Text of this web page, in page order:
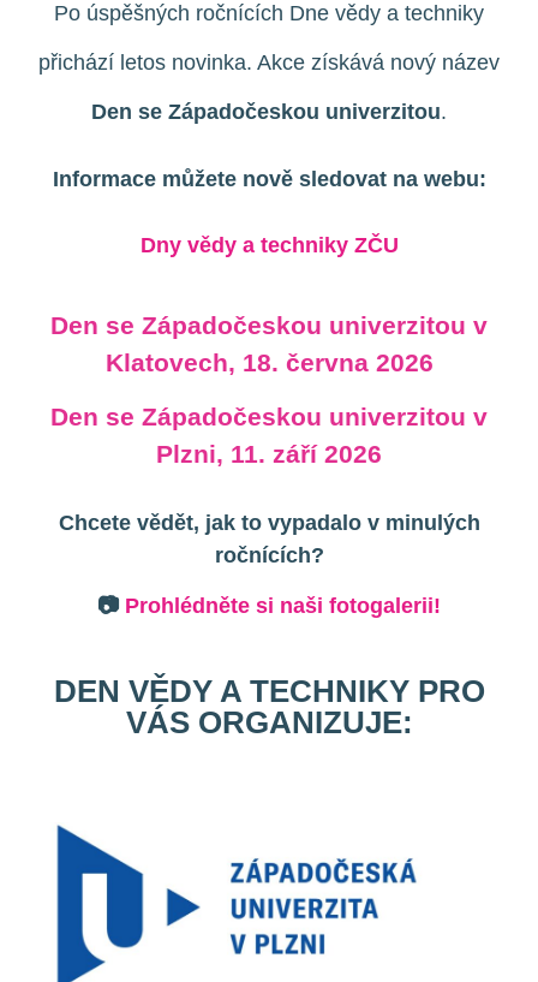
Po úspěšných ročnících Dne vědy a techniky
přichází letos novinka. Akce získává nový název
Den se Západočeskou univerzitou.
Informace můžete nově sledovat na webu:
Dny vědy a techniky ZČU
Den se Západočeskou univerzitou v
Klatovech, 18. června 2026
Den se Západočeskou univerzitou v
Plzni, 11. září 2026
Chcete vědět, jak to vypadalo v minulých
ročnících?
📷 Prohlédněte si naši fotogalerii!
DEN VĚDY A TECHNIKY PRO
VÁS ORGANIZUJE: